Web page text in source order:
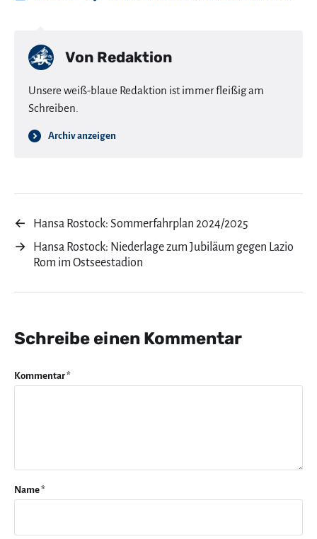
Von Redaktion
Unsere weiß-blaue Redaktion ist immer fleißig am
Schreiben.
Archiv anzeigen
←
Hansa Rostock: Sommerfahrplan 2024/2025
→
Hansa Rostock: Niederlage zum Jubiläum gegen Lazio
Rom im Ostseestadion
Schreibe einen Kommentar
Kommentar*
Name*